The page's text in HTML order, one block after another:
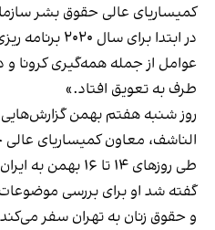
کمیساریای عالی حقوق بشر
در ابتدا برای
عوامل از جمله همه‌گیری کرونا
طرف به تعویق افتاد.»
روز شنبه هفتم بهمن
الناشف، معاون کمیساریای
طی روزهای ۱۴ تا ۱۶ بهمن به ایران
گفته شد او برای بررسی
و حقوق زنان به تهران سفر